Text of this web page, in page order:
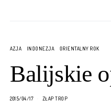
AZJA INDONEZJA ORIENTALNY ROK
Balijskie
2015/04/17 ZŁAP TROP